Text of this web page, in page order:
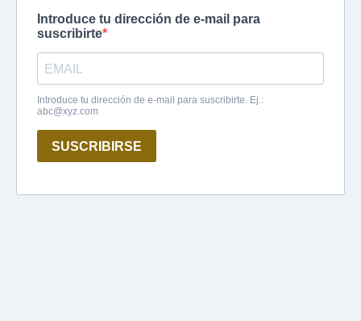
Introduce tu dirección de e-mail para
suscribirte
Introduce tu dirección de e-mail para suscribirte. Ej.:
abc@xyz.com
SUSCRIBIRSE